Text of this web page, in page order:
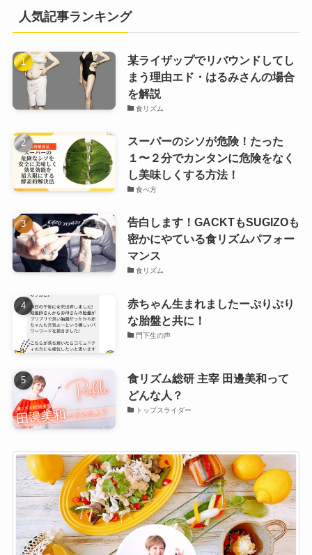
人気記事ランキング
某ライザップでリバウンドしてし
まう理由エド・はるみさんの場合
を解説
食リズム
スーパーのシソが危険！たった
１〜２分でカンタンに危険をなく
し美味しくする方法！
食べ方
告白します！GACKTもSUGIZOも
密かにやている食リズムパフォー
マンス
食リズム
赤ちゃん生まれましたーぷりぷり
な胎盤と共に！
門下生の声
食リズム総研 主宰 田邊美和って
どんな人？
トップスライダー